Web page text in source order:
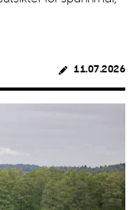
11.07.2026